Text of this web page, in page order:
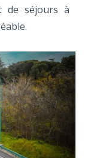
de séjours à